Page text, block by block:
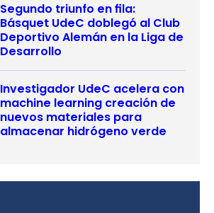
Segundo triunfo en fila:
Básquet UdeC doblegó al Club
Deportivo Alemán en la Liga de
Desarrollo
Investigador UdeC acelera con
machine learning creación de
nuevos materiales para
almacenar hidrógeno verde